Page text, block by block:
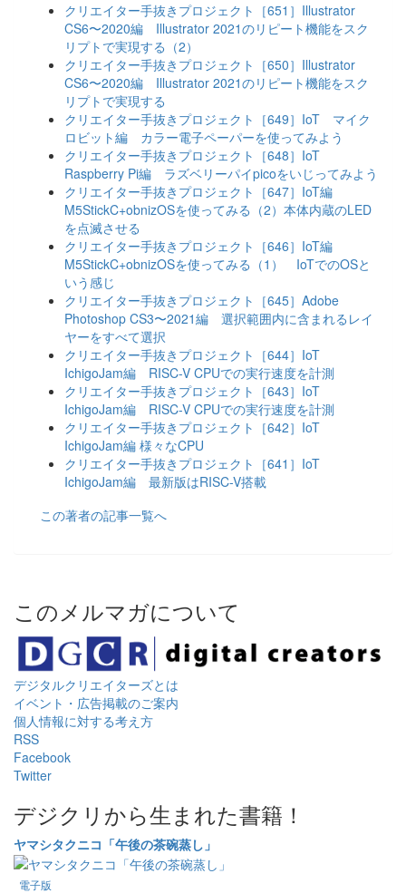
クリエイター手抜きプロジェクト［651］Illustrator
CS6〜2020編 Illustrator 2021のリピート機能をスク
リプトで実現する（2）
クリエイター手抜きプロジェクト［650］Illustrator
CS6〜2020編 Illustrator 2021のリピート機能をスク
リプトで実現する
クリエイター手抜きプロジェクト［649］IoT マイク
ロビット編 カラー電子ペーパーを使ってみよう
クリエイター手抜きプロジェクト［648］IoT
Raspberry Pi編 ラズベリーパイpicoをいじってみよう
クリエイター手抜きプロジェクト［647］IoT編
M5StickC+obnizOSを使ってみる（2）本体内蔵のLED
を点滅させる
クリエイター手抜きプロジェクト［646］IoT編
M5StickC+obnizOSを使ってみる（1） IoTでのOSと
いう感じ
クリエイター手抜きプロジェクト［645］Adobe
Photoshop CS3〜2021編 選択範囲内に含まれるレイ
ヤーをすべて選択
クリエイター手抜きプロジェクト［644］IoT
IchigoJam編 RISC-V CPUでの実行速度を計測
クリエイター手抜きプロジェクト［643］IoT
IchigoJam編 RISC-V CPUでの実行速度を計測
クリエイター手抜きプロジェクト［642］IoT
IchigoJam編 様々なCPU
クリエイター手抜きプロジェクト［641］IoT
IchigoJam編 最新版はRISC-V搭載
この著者の記事一覧へ
このメルマガについて
デジタルクリエイターズとは
イベント・広告掲載のご案内
個人情報に対する考え方
RSS
Facebook
Twitter
デジクリから生まれた書籍！
ヤマシタクニコ「午後の茶碗蒸し」
電子版